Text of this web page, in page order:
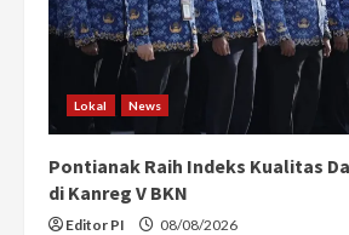
Lokal News
Pontianak Raih Indeks Kualitas
di Kanreg V BKN
Editor PI 08/08/2026